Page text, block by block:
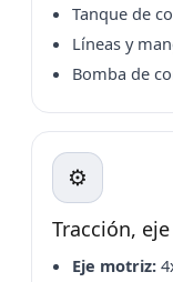
Tanque de
Líneas y
Bomba de
⚙️
Tracción,
Eje motriz: